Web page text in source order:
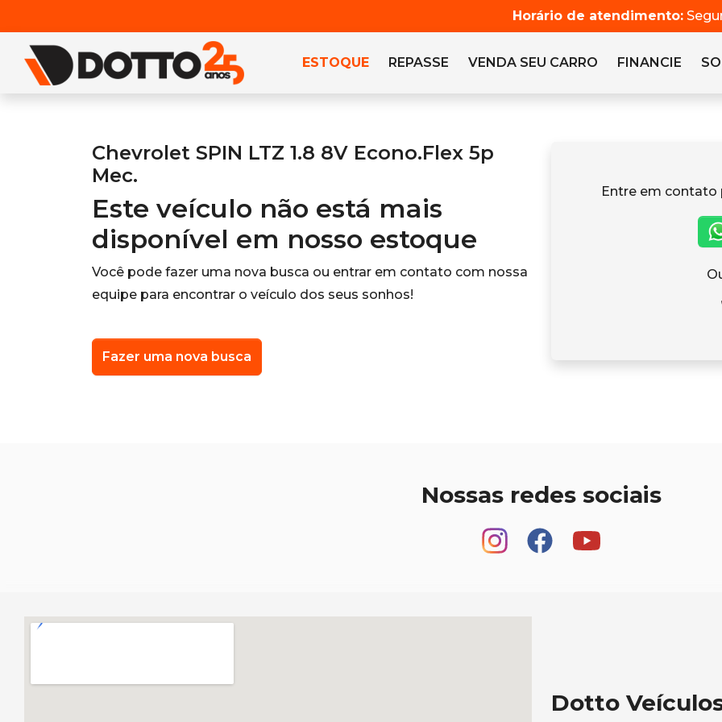
Horário de atendimento:
ESTOQUE REPASSE VENDA SEU CARRO FINANCIE
Chevrolet SPIN LTZ 1.8 8V Econo.Flex 5p
Mec.
Este veículo não está mais
disponível em nosso estoque
Você pode fazer uma nova busca ou entrar em contato com nossa
equipe para encontrar o veículo dos seus sonhos!
Fazer uma nova busca
Entre em contato
Nossas redes sociais
Dotto